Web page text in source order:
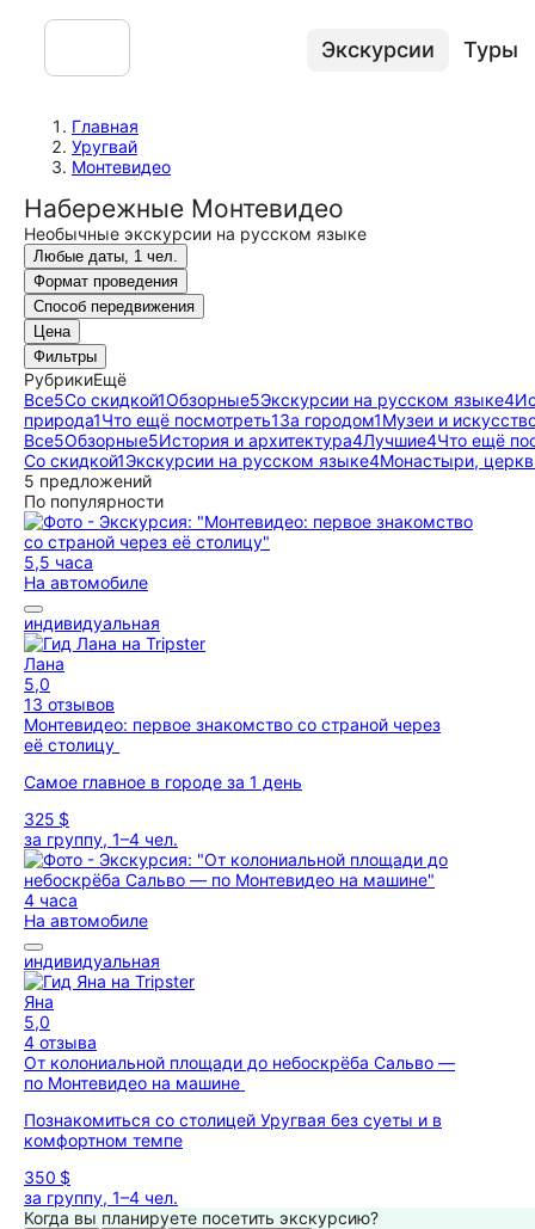
Экскурсии Туры
Главная
Уругвай
Монтевидео
Набережные Монтевидео
Необычные экскурсии на русском языке
Любые даты, 1 чел.
Формат проведения
Способ передвижения
Цена
Фильтры
РубрикиЕщё
Все5Со скидкой1Обзорные5Экскурсии на русском языке4
природа1Что ещё посмотреть1За городом1Музеи и
Все5Обзорные5История и архитектура4Лучшие4Что ещё
Со скидкой1Экскурсии на русском языке4Монастыри,
5 предложений
По популярности
5,5 часа
На автомобиле
индивидуальная
Лана
5,0
13 отзывов
Монтевидео: первое знакомство со страной через
её столицу
Самое главное в городе за 1 день
325 $
за группу, 1–4 чел.
4 часа
На автомобиле
индивидуальная
Яна
5,0
4 отзыва
От колониальной площади до небоскрёба Сальво —
по Монтевидео на машине
Познакомиться со столицей Уругвая без суеты и в
комфортном темпе
350 $
за группу, 1–4 чел.
Когда вы планируете посетить экскурсию?